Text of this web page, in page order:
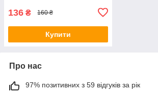
136 ₴ 160 ₴
Купити
Про нас
97% позитивних з 59 відгуків за рік